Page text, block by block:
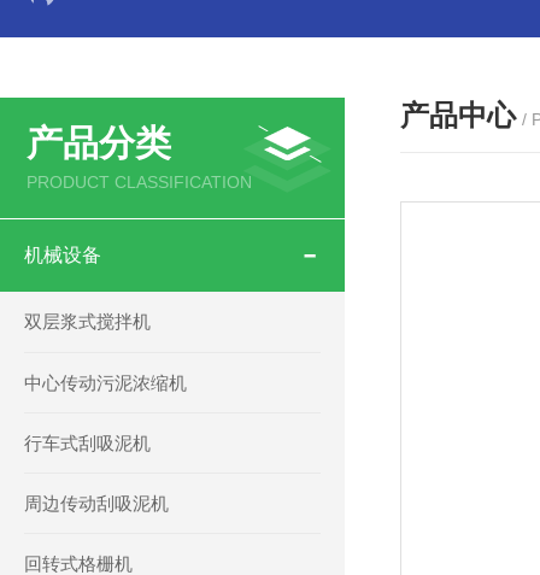
产品分类
PRODUCT CLASSIFICATION
机械设备
双层浆式搅拌机
中心传动污泥浓缩机
行车式刮吸泥机
周边传动刮吸泥机
回转式格栅机
产品中心 /